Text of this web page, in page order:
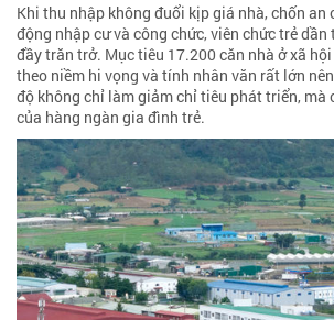
Khi thu nhập không đuổi kịp giá nhà, chốn an
động nhập cư và công chức, viên chức trẻ
đầy trăn trở. Mục tiêu 17.200 căn nhà ở xã
theo niềm hi vọng và tính nhân văn rất lớn
độ không chỉ làm giảm chỉ tiêu phát triển, mà
của hàng ngàn gia đình trẻ.